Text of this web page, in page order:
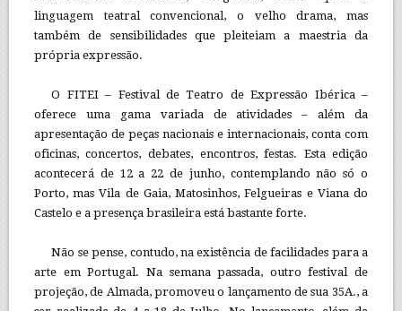
linguagem teatral convencional, o velho drama, mas
também de sensibilidades que pleiteiam a maestria da
própria expressão.
O FITEI – Festival de Teatro de Expressão Ibérica –
oferece uma gama variada de atividades – além da
apresentação de peças nacionais e internacionais, conta com
oficinas, concertos, debates, encontros, festas. Esta edição
acontecerá de 12 a 22 de junho, contemplando não só o
Porto, mas Vila de Gaia, Matosinhos, Felgueiras e Viana do
Castelo e a presença brasileira está bastante forte.
Não se pense, contudo, na existência de facilidades para a
arte em Portugal. Na semana passada, outro festival de
projeção, de Almada, promoveu o lançamento de sua 35A., a